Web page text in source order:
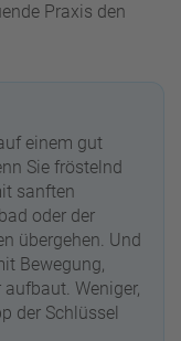
Praxis den
einem gut
Sie fröstelnd
sanften
oder der
übergehen. Und
Bewegung,
Weniger,
der Schlüssel